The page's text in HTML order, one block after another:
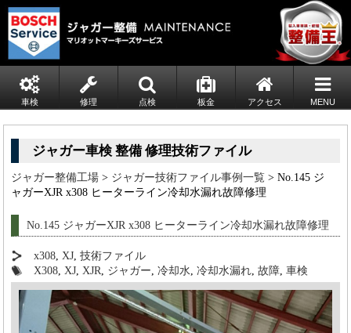
車検 修理 点検 板金 アクセス MENU
ジャガー車検 整備 修理技術ファイル
ジャガー整備工場 > ジャガー技術ファイル事例一覧 > No.145 ジ
ャガーXJR x308 ヒーターライン冷却水漏れ故障修理
No.145 ジャガーXJR x308 ヒーターライン冷却水漏れ故障修理
x308 XJ ,技術ファイル
X308 XJ XJR ジャガー ,冷却水 ,冷却水漏れ ,故障 ,車検